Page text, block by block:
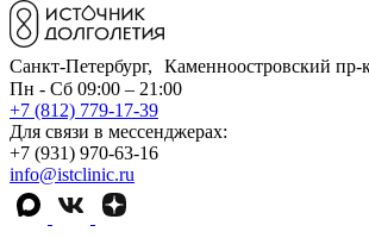
Санкт-Петербург, Каменноостровский пр-
Пн - Сб 09:00 – 21:00
+7 (812) 779-17-39
Для связи в мессенджерах:
+7 (931) 970-63-16
info@istclinic.ru